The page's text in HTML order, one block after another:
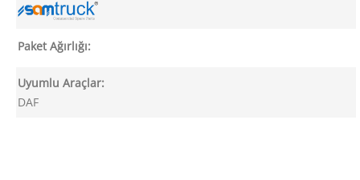
Paket Ağırlığı:
Uyumlu Araçlar:
DAF